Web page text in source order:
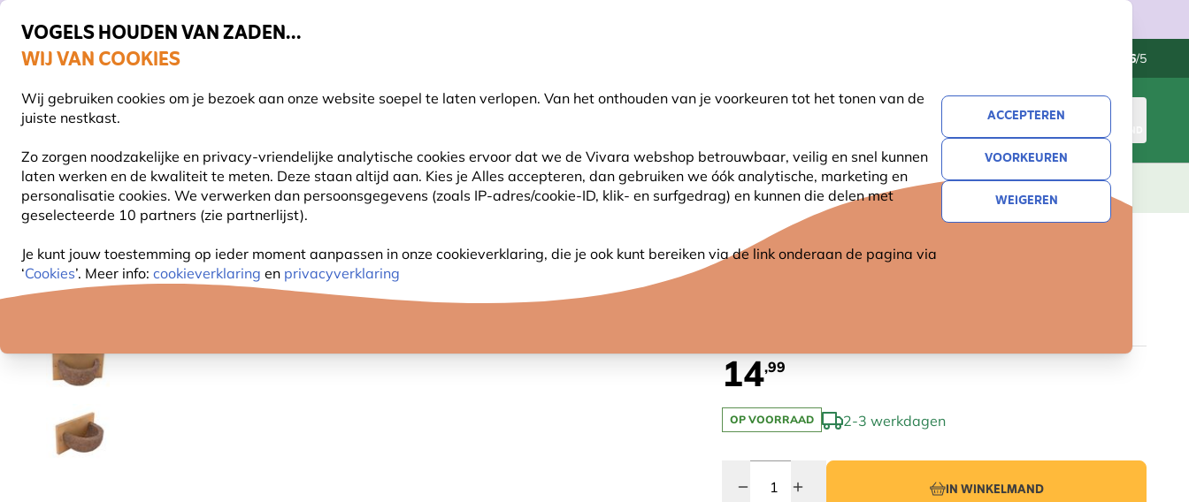
VOGELS HOUDEN VAN ZADEN...
WIJ VAN COOKIES
Wij gebruiken cookies om je bezoek aan onze website soepel te laten verlopen. Van het onthouden van je voorkeuren tot het tonen van de
juiste nestkast.
Zo zorgen noodzakelijke en privacy-vriendelijke analytische cookies ervoor dat we de Vivara webshop betrouwbaar, veilig en snel kunnen
laten werken en de kwaliteit te meten. Deze staan altijd aan. Kies je Alles accepteren, dan gebruiken we óók analytische, marketing en
personalisatie cookies. We verwerken dan persoonsgegevens (zoals IP-adres/cookie-ID, klik- en surfgedrag) en kunnen die delen met
geselecteerde 10 partners (zie partnerlijst).
Je kunt jouw toestemming op ieder moment aanpassen in onze cookieverklaring, die je ook kunt bereiken via de link onderaan de pagina via
‘Cookies’. Meer info: cookieverklaring en privacyverklaring
ACCEPTEREN
VOORKEUREN
WEIGEREN
Gratis thuisbezorgd bij orders vanaf €59 4.6/5
Search
WINKELMAND
VOGELVOER VOEDERSYSTEMEN VOGELHUISJES ANDERE DIEREN PLANTEN NATUURBELEVING CADEAUS NIEUW SALE
14,99
OP VOORRAAD 2-3 werkdagen
IN WINKELMAND